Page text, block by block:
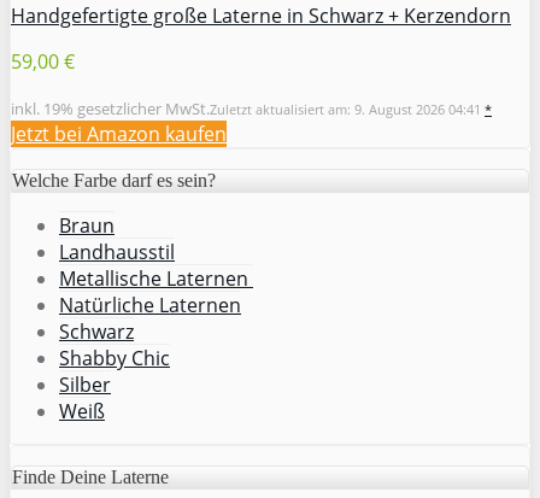
Handgefertigte große Laterne in Schwarz + Kerzendorn
59,00 €
inkl. 19% gesetzlicher MwSt.Zuletzt aktualisiert am: 9. August 2026 04:41 *
Jetzt bei Amazon kaufen
Welche Farbe darf es sein?
Braun
Landhausstil
Metallische Laternen
Natürliche Laternen
Schwarz
Shabby Chic
Silber
Weiß
Finde Deine Laterne